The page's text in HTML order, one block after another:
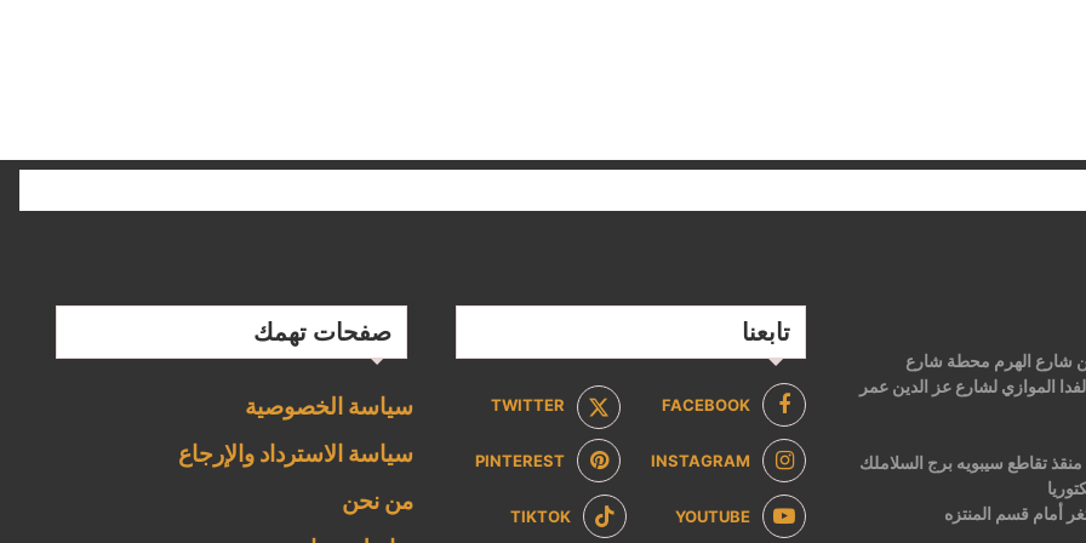
من شارع الهرم محطة شارع
الموازي لشارع عز الدين عمر
ش ابن منقذ تقاطع سيبويه برج السلاملك
أمام قسم المنتزه
تابعنا
FACEBOOK
TWITTER
INSTAGRAM
PINTEREST
YOUTUBE
TIKTOK
صفحات تهمك
سياسة الخصوصية
سياسة الاسترداد والإرجاع
من نحن